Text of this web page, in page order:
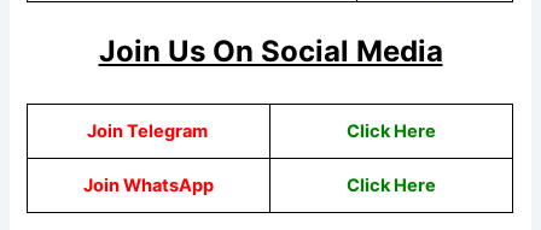
Join Us On Social Media
Join Telegram Click Here
Join WhatsApp ClickHere